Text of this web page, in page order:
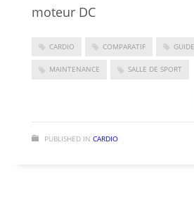
moteur DC
CARDIO COMPARATIF GUIDE
MAINTENANCE SALLE DE SPORT
PUBLISHED IN CARDIO